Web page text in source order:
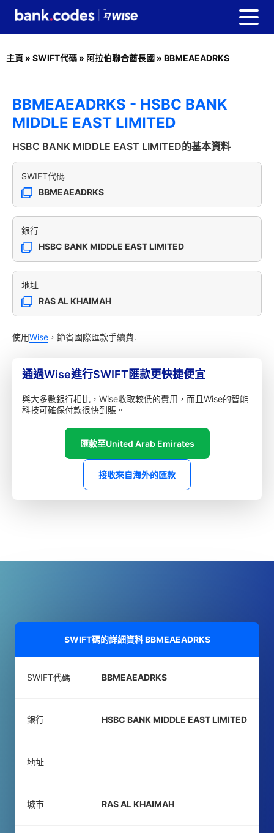
主頁 » SWIFT代碼 » 阿拉伯聯合酋長國 » BBMEAEADRKS
BBMEAEADRKS - HSBC BANK
MIDDLE EAST LIMITED
HSBC BANK MIDDLE EAST LIMITED的基本資料
SWIFT代碼
BBMEAEADRKS
銀行
HSBC BANK MIDDLE EAST LIMITED
地址
RAS AL KHAIMAH
使用Wise ，節省國際匯款手續費.
通過Wise進行SWIFT匯款更快捷便宜
與大多數銀行相比，Wise收取較低的費用，而且Wise的智能
科技可確保付款很快到賬。
匯款至United Arab Emirates
接收來自海外的匯款
SWIFT碼的詳細資料BBMEAEADRKS
SWIFT代碼 BBMEAEADRKS
銀行 HSBC BANK MIDDLE EAST LIMITED
地址
城市 RAS AL KHAIMAH